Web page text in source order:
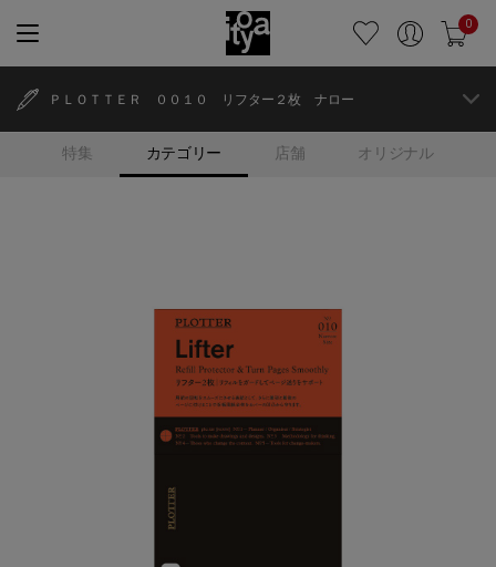
0
特集 カテゴリー 店舗 オリジナル
ＰＬＯＴＴＥＲ ００１０ リフター２枚 ナロー